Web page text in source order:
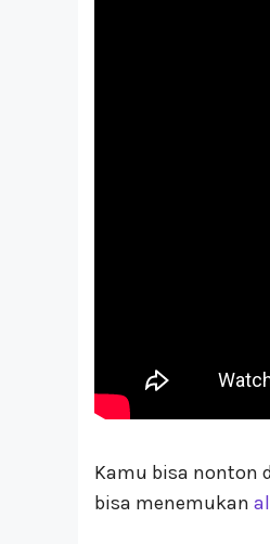
Kamu bisa nonton
bisa menemukan